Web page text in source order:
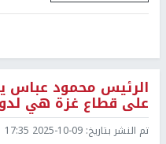
الرئيس محمود عباس
على قطاع غزة هي
تم النشر بتاريخ: 2025-10-09 17:35